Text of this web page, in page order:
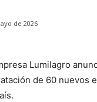
de 2026
Lumilagro
de 60 nuevos